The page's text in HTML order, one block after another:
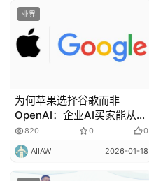
业界
为何苹果选择谷歌而非
OpenAI：企业AI买家能从
Gemini交易中学到什么
820 0 0
AIIAW 2026-01-18